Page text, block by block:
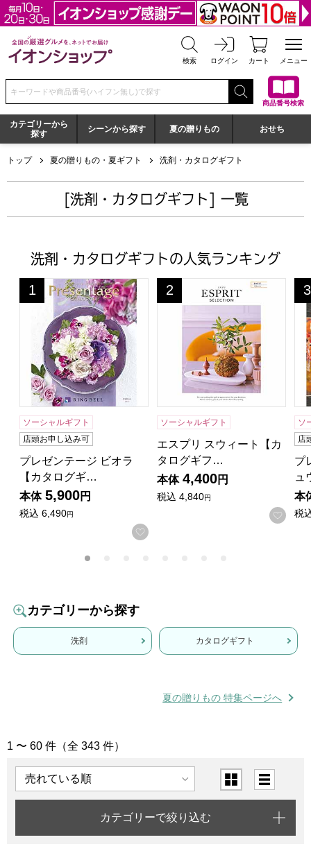
全国の厳選グルメを、ネットでお届け イオンショップ
検索 ログイン カート メニュー
検索キーワードまたは商品番号を入力してください
商品番号検索
カテゴリーから
探す
シーンから探す 夏の贈りもの おせち
トップ 夏の贈りもの・夏ギフト 洗剤・カタログギフト
[洗剤・カタログギフト] 一覧
洗剤・カタログギフトの人気ランキング
プレゼンテージ ビオラ【カタログギフト】【贈りものカ
1
位
ソーシャルギフト
店頭お申し込み可
プレゼンテージ ビオラ
【カタログギ…
本体 5,900円
税込 6,490円
お気に入りに登録する
エスプリ スウィート【カタ
2
位
ソーシャルギフト
エスプリ スウィート【カ
タログギフ…
本体 4,400円
税込 4,840円
お気
3
位
ソ
店
プ
ュ
本
税
カテゴリーから探す
洗剤 カタログギフト
夏の贈りもの 特集ページへ
「洗剤・カタログギフト」の商品一覧
1 〜 60 件（全 343 件）
表示順 表示切替
カテゴリーで絞り込む